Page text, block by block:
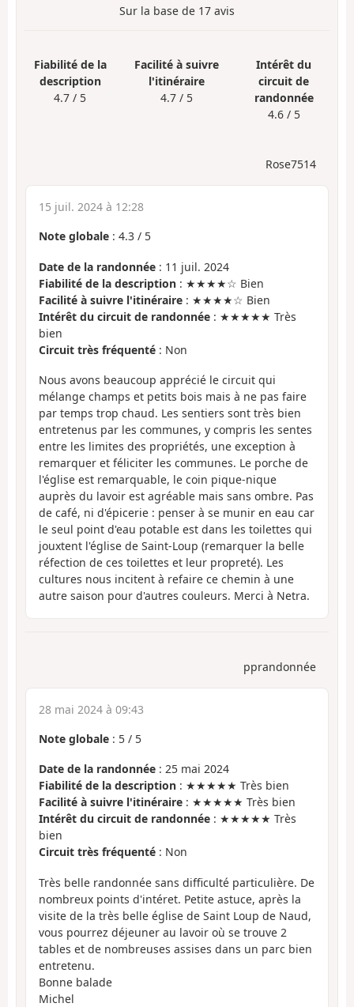
Sur la base de 17 avis
Fiabilité de la
description
4.7 / 5
Facilité à suivre
l'itinéraire
4.7 / 5
Intérêt du
circuit de
randonnée
4.6 / 5
Rose7514
15 juil. 2024 à 12:28
Note globale : 4.3 / 5
Date de la randonnée : 11 juil. 2024
Fiabilité de la description : ★★★★☆ Bien
Facilité à suivre l'itinéraire : ★★★★☆ Bien
Intérêt du circuit de randonnée : ★★★★★ Très
bien
Circuit très fréquenté : Non
Nous avons beaucoup apprécié le circuit qui
mélange champs et petits bois mais à ne pas faire
par temps trop chaud. Les sentiers sont très bien
entretenus par les communes, y compris les sentes
entre les limites des propriétés, une exception à
remarquer et féliciter les communes. Le porche de
l'église est remarquable, le coin pique-nique
auprès du lavoir est agréable mais sans ombre. Pas
de café, ni d'épicerie : penser à se munir en eau car
le seul point d'eau potable est dans les toilettes qui
jouxtent l'église de Saint-Loup (remarquer la belle
réfection de ces toilettes et leur propreté). Les
cultures nous incitent à refaire ce chemin à une
autre saison pour d'autres couleurs. Merci à Netra.
pprandonnée
28 mai 2024 à 09:43
Note globale : 5 / 5
Date de la randonnée : 25 mai 2024
Fiabilité de la description : ★★★★★ Très bien
Facilité à suivre l'itinéraire : ★★★★★ Très bien
Intérêt du circuit de randonnée : ★★★★★ Très
bien
Circuit très fréquenté : Non
Très belle randonnée sans difficulté particulière. De
nombreux points d'intéret. Petite astuce, après la
visite de la très belle église de Saint Loup de Naud,
vous pourrez déjeuner au lavoir où se trouve 2
tables et de nombreuses assises dans un parc bien
entretenu.
Bonne balade
Michel